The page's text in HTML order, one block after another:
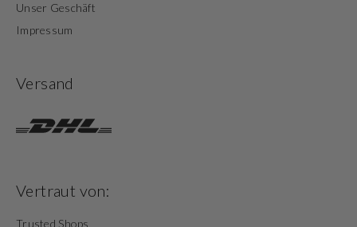
Unser Geschäft
Impressum
Versand
Vertraut von:
Trusted Shops